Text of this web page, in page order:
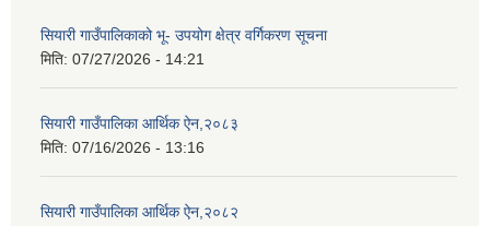
सियारी गाउँपालिकाको भू- उपयोग क्षेत्र वर्गिकरण सूचना
मिति: 07/27/2026 - 14:21
सियारी गाउँपालिका आर्थिक ऐन,२०८३
मिति: 07/16/2026 - 13:16
सियारी गाउँपालिका आर्थिक ऐन,२०८२